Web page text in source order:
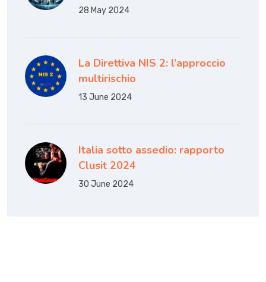
28 May 2024
La Direttiva NIS 2: l’approccio
multirischio
13 June 2024
Italia sotto assedio: rapporto
Clusit 2024
30 June 2024